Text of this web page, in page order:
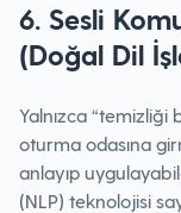
6. Sesli
(Doğal Dil
Yalnızca “temizliği
oturma odasına
anlayıp
(NLP) teknolojisi